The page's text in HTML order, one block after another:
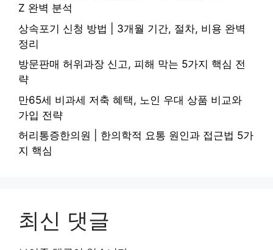
Z 완벽 분석
상속포기 신청 방법 | 3개월 기간, 절차, 비용 완벽
정리
방문판매 허위과장 신고, 피해 막는 5가지 핵심 전
략
만65세 비과세 저축 혜택, 노인 우대 상품 비교와
가입 전략
허리통증한의원 | 한의학적 요통 원인과 접근법 5가
지 핵심
최신 댓글